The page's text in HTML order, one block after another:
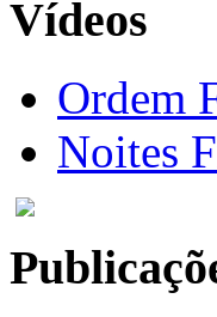
Vídeos
Ordem
Noites